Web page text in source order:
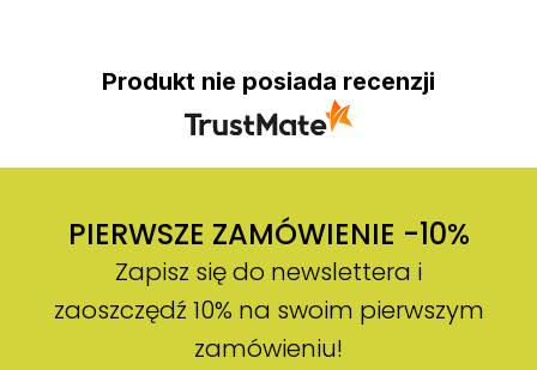
Produkt nie posiada recenzji
PIERWSZE ZAMÓWIENIE -10%
Zapisz się do newslettera i
zaoszczędź 10% na swoim pierwszym
zamówieniu!